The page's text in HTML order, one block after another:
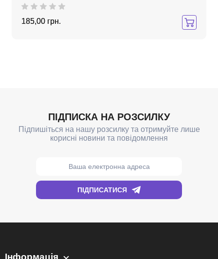
185,00 грн.
Інформація